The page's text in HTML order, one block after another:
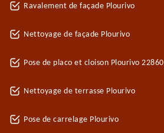
Ravalement de façade Plourivo
Nettoyage de façade Plourivo
Pose de placo et cloison Plourivo 22860
Nettoyage de terrasse Plourivo
Pose de carrelage Plourivo